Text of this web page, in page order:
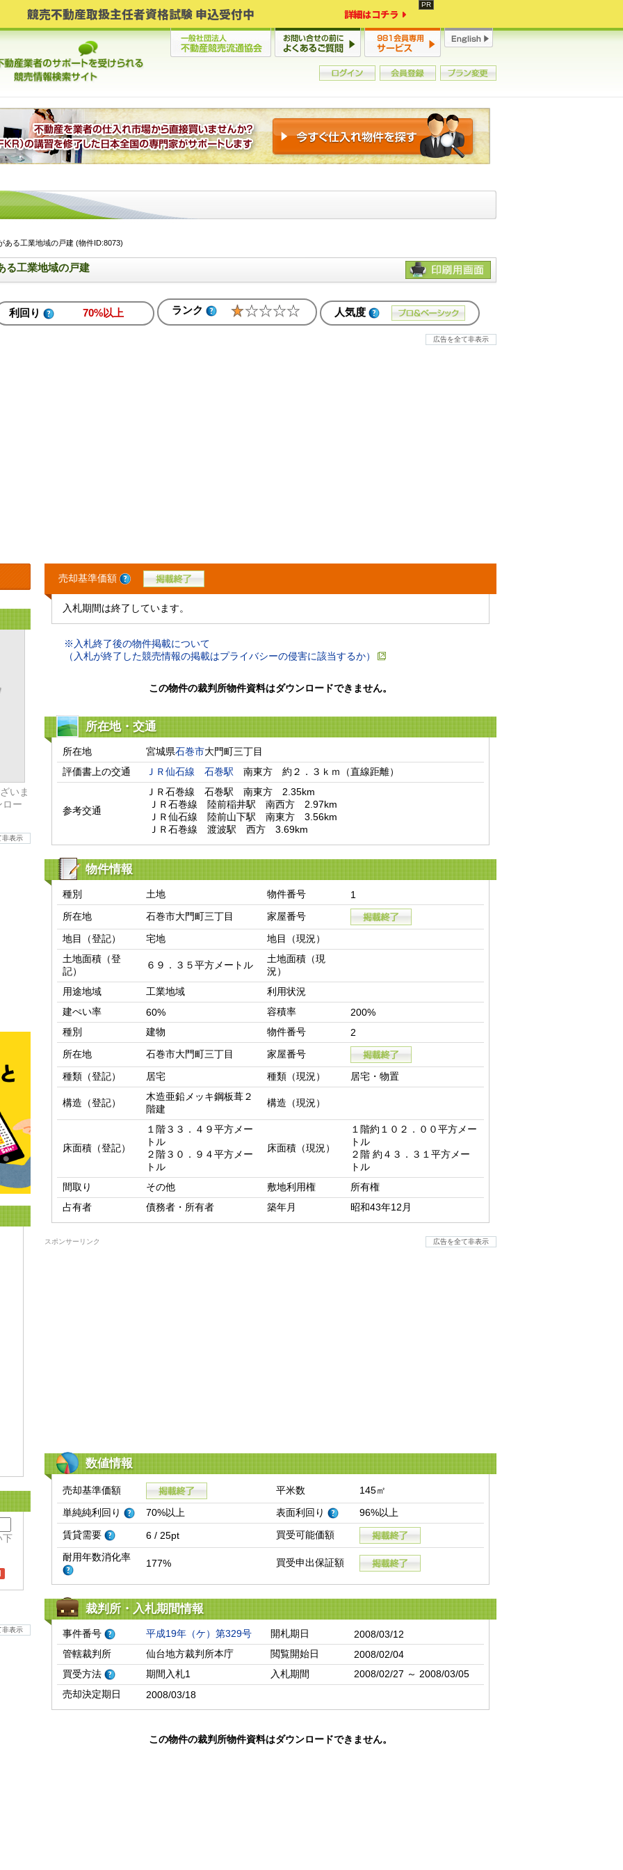
競売不動産取扱主任者資格試験 申込受付中 詳細はコチラ
る工業地域の戸建 (物件ID:8073)
る工業地域の戸建
利回り 70%以上 ランク 人気度
広告を全て非表示
いま
ロー
非表示
下
非表示
売却基準価額
入札期間は終了しています。
※入札終了後の物件掲載について
（入札が終了した競売情報の掲載はプライバシーの侵害に該当するか）
この物件の裁判所物件資料はダウンロードできません。
所在地・交通
所在地 宮城県石巻市大門町三丁目
評価書上の交通
ＪＲ仙石線 石巻駅 南東方　約２．３ｋｍ（直線距離）
参考交通
ＪＲ石巻線　石巻駅　南東方　2.35km
ＪＲ石巻線　渡波駅　西方　3.69km
物件情報
種別 土地 物件番号
1
所在地
石巻市大門町三丁目
家屋番号
地目（登記）
宅地
地目（現況）
土地面積（登
記）
６９．３５平方メートル
土地面積（現
況）
用途地域
工業地域
利用状況
建ぺい率
60% 容積率
200%
種別
建物 物件番号
2
所在地
石巻市大門町三丁目
家屋番号
種類（登記）
居宅 種類（現況） 居宅・物置
構造（登記）
木造亜鉛メッキ鋼板葺２
階建
構造（現況）
床面積（登記）
１階３３．４９平方メー
トル
２階３０．９４平方メー
トル
床面積（現況）
１階約１０２．００平方メー
トル
２階 約４３．３１平方メー
トル
間取り
その他 敷地利用権
所有権
占有者
債務者・所有者 築年月 昭和43年12月
スポンサーリンク 広告を全て非表示
数値情報
売却基準価額 平米数
145㎡
単純純利回り
70%以上 表面利回り
96%以上
賃貸需要
6 / 25pt
買受可能価額
耐用年数消化率
177% 買受申出保証額
裁判所・入札期間情報
事件番号 平成19年（ケ）第329号 開札期日
2008/03/12
管轄裁判所
仙台地方裁判所本庁 閲覧開始日
2008/02/04
買受方法
期間入札1 入札期間
2008/02/27 ～ 2008/03/05
売却決定期日
2008/03/18
この物件の裁判所物件資料はダウンロードできません。